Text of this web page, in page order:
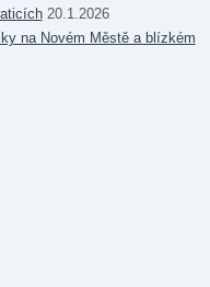
20.1.2026
na Novém Městě a blízkém